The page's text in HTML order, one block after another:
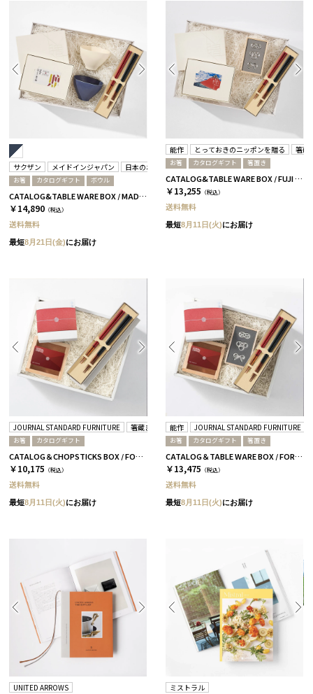
サクザン メイドインジャパン 日本のおいしい食べ物 箸蔵まつかん
お箸 カタログギフト ボウル
CATALOG&TABLE WARE BOX / MADE IN JAPAN / ネイビー&ホワイト / 全5種 C MJ06＋橙
￥14,890 （税込）
送料無料
最短8月21日(金)にお届け
能作 とっておきのニッポンを贈る 箸蔵
お箸 カタログギフト 箸置き
CATALOG&TABLE WARE BOX / FUJI / 紅白 / 全5種 栄-C
￥13,255 （税込）
送料無料
最短8月11日(火)にお届け
JOURNAL STANDARD FURNITURE 箸蔵まつかん
お箸 カタログギフト
CATALOG＆CHOPSTICKS BOX / FORMAL / 全3種 椿
￥10,175 （税込）
送料無料
最短8月11日(火)にお届け
能作 JOURNAL STANDARD FURNITURE
お箸 カタログギフト 箸置き
CATALOG＆TABLE WARE BOX / FORMAL / 全3種 椿
￥13,475 （税込）
送料無料
最短8月11日(火)にお届け
UNITED ARROWS ミストラル